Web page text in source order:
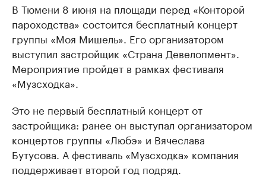
В Тюмени 8 июня на площади перед «Конторой
пароходства» состоится бесплатный концерт
группы «Моя Мишель». Его организатором
выступил застройщик «Страна Девелопмент».
Мероприятие пройдет в рамках фестиваля
«Музсходка».
Это не первый бесплатный концерт от
застройщика: ранее он выступал организатором
концертов группы «Любэ» и Вячеслава
Бутусова. А фестиваль «Музсходка» компания
поддерживает второй год подряд.